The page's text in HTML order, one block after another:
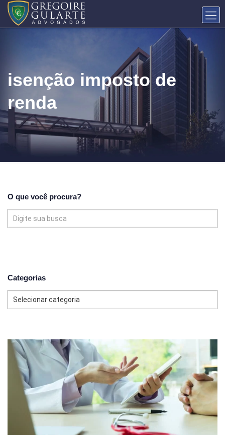
isenção imposto de
renda
O que você procura?
Categorias